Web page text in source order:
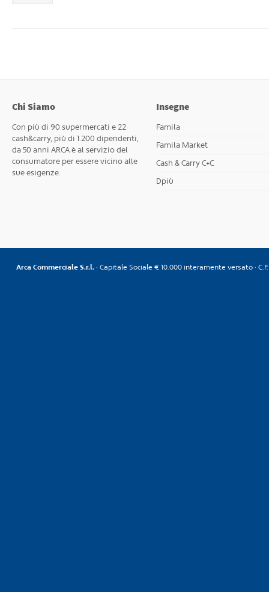
Chi Siamo
Con più di 90 supermercati e 22
cash&carry, più di 1.200 dipendenti,
da 50 anni ARCA è al servizio del
consumatore per essere vicino alle
sue esigenze.
Insegne
Famila
Famila Market
Cash & Carry C+C
Dpiù
Arca Commerciale S.r.l. · Capitale Sociale € 10.000 interamente versato ·